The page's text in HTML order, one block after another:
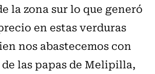
la zona sur lo que generó
en estas verduras
nos abastecemos con
las papas de Melipilla,